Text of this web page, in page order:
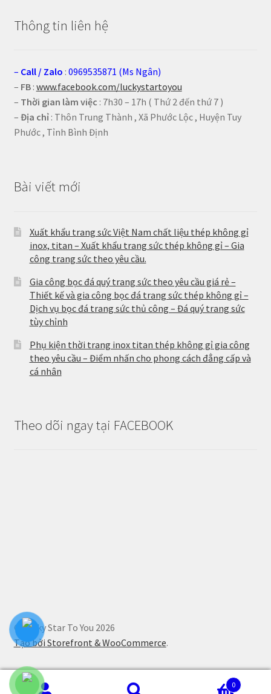
Thông tin liên hệ
– Call / Zalo : 0969535871 (Ms Ngân)
– FB: www.facebook.com/luckystartoyou
– Thời gian làm việc : 7h30 – 17h ( Thứ 2 đến thứ 7 )
– Địa chỉ: Thôn Trung Thành , Xã Phước Lộc , Huyện Tuy
Phước , Tỉnh Bình Định
Bài viết mới
Xuất khẩu trang sức Việt Nam chất liệu thép không gỉ
inox, titan – Xuất khẩu trang sức thép không gỉ – Gia
công trang sức theo yêu cầu.
Gia công bọc đá quý trang sức theo yêu cầu giá rẻ –
Thiết kế và gia công bọc đá trang sức thép không gỉ –
Dịch vụ bọc đá trang sức thủ công – Đá quý trang sức
tùy chỉnh
Phụ kiện thời trang inox titan thép không gỉ gia công
theo yêu cầu – Điểm nhấn cho phong cách đẳng cấp và
cá nhân
Theo dõi ngay tại FACEBOOK
© Lucky Star To You 2026
Tạo bởi Storefront & WooCommerce.
0